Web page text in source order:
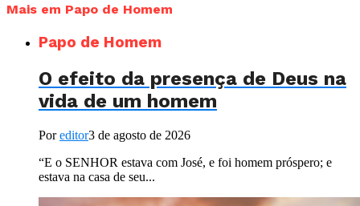
Mais em Papo de Homem
Papo de Homem
O efeito da presença de Deus na
vida de um homem
Poreditor3 de agosto de 2026
“E o SENHOR estava com José, e foi homem próspero; e
estava na casa de seu...